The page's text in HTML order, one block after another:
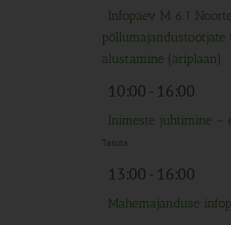
Infopäev M 6.1 Noorte
põllumajandustootjate
alustamine (äriplaan)
10:00- 16:00
Inimeste juhtimine –
Tasuta
13:00- 16:00
Mahemajanduse